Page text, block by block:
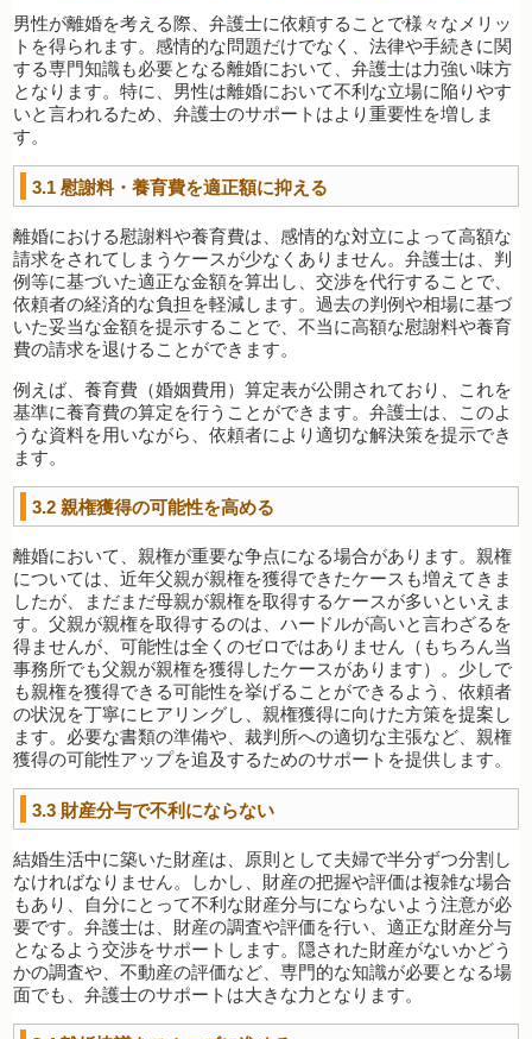
男性が離婚を考える際、弁護士に依頼することで様々なメリッ
トを得られます。感情的な問題だけでなく、法律や手続きに関
する専門知識も必要となる離婚において、弁護士は力強い味方
となります。特に、男性は離婚において不利な立場に陥りやす
いと言われるため、弁護士のサポートはより重要性を増しま
す。
3.1慰謝料・養育費を適正額に抑える
離婚における慰謝料や養育費は、感情的な対立によって高額な
請求をされてしまうケースが少なくありません。弁護士は、判
例等に基づいた適正な金額を算出し、交渉を代行することで、
依頼者の経済的な負担を軽減します。過去の判例や相場に基づ
いた妥当な金額を提示することで、不当に高額な慰謝料や養育
費の請求を退けることができます。
例えば、養育費（婚姻費用）算定表が公開されており、これを
基準に養育費の算定を行うことができます。弁護士は、このよ
うな資料を用いながら、依頼者により適切な解決策を提示でき
ます。
3.2親権獲得の可能性を高める
離婚において、親権が重要な争点になる場合があります。親権
については、近年父親が親権を獲得できたケースも増えてきま
したが、まだまだ母親が親権を取得するケースが多いといえま
す。父親が親権を取得するのは、ハードルが高いと言わざるを
得ませんが、可能性は全くのゼロではありません（もちろん当
事務所でも父親が親権を獲得したケースがあります）。少しで
も親権を獲得できる可能性を挙げることができるよう、依頼者
の状況を丁寧にヒアリングし、親権獲得に向けた方策を提案し
ます。必要な書類の準備や、裁判所への適切な主張など、親権
獲得の可能性アップを追及するためのサポートを提供します。
3.3 財産分与で不利にならない
結婚生活中に築いた財産は、原則として夫婦で半分ずつ分割し
なければなりません。しかし、財産の把握や評価は複雑な場合
もあり、自分にとって不利な財産分与にならないよう注意が必
要です。弁護士は、財産の調査や評価を行い、適正な財産分与
となるよう交渉をサポートします。隠された財産がないかどう
かの調査や、不動産の評価など、専門的な知識が必要となる場
面でも、弁護士のサポートは大きな力となります。